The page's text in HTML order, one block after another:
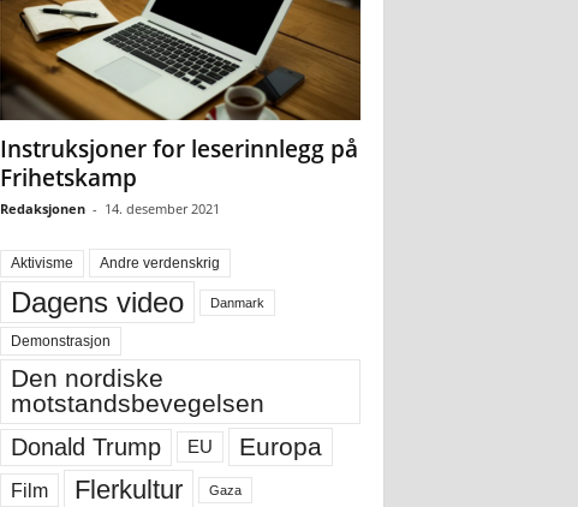
Instruksjoner for leserinnlegg på
Frihetskamp
Redaksjonen - 14. desember 2021
Aktivisme Andre verdenskrig
Dagens video Danmark
Demonstrasjon
Den nordiske
motstandsbevegelsen
Donald Trump EU Europa
Film Flerkultur Gaza